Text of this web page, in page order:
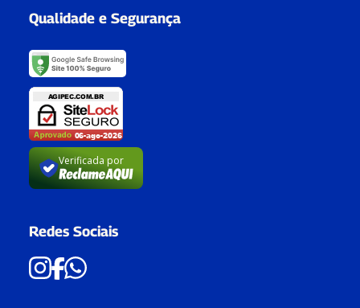
Qualidade e Segurança
Verificada por
Redes Sociais